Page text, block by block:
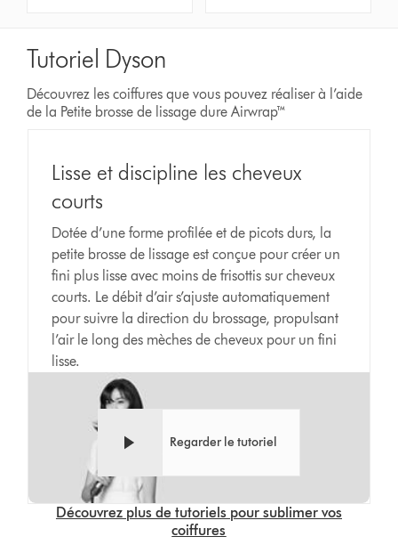
Tutoriel Dyson
Découvrez les coiffures que vous pouvez réaliser à l’aide
de la Petite brosse de lissage dure Airwrap™
Lisse et discipline les cheveux
courts
Dotée d’une forme profilée et de picots durs, la
petite brosse de lissage est conçue pour créer un
fini plus lisse avec moins de frisottis sur cheveux
courts. Le débit d’air s’ajuste automatiquement
pour suivre la direction du brossage, propulsant
l’air le long des mèches de cheveux pour un fini
lisse.
Regarder le tutoriel
Découvrez plus de tutoriels pour sublimer vos
coiffures